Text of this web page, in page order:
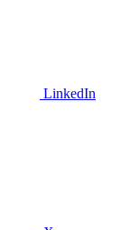
LinkedIn